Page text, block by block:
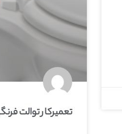
تعمیرکار توالت